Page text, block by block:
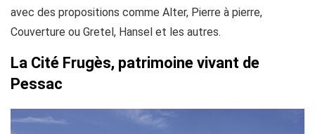
avec des propositions comme Alter, Pierre à pierre,
Couverture ou Gretel, Hansel et les autres.
La Cité Frugès, patrimoine vivant de
Pessac